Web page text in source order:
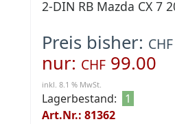
2-DIN RB Mazda CX 7
Preis bisher: CHF
nur: CHF 99.00
inkl. 8.1 % MwSt.
Lagerbestand:
1
Art.Nr.: 81362